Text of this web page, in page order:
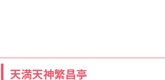
天満天神繁昌亭